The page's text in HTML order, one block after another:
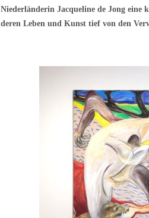
Niederländerin Jacqueline de Jong
deren Leben und Kunst tief von den